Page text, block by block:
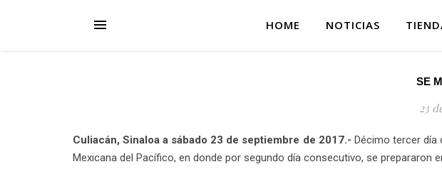
HOME NOTICIAS
SE
23
Culiacán, Sinaloa a sábado 23 de septiembre de 2017.- Décimo tercer día
Mexicana del Pacífico, en donde por segundo día consecutivo, se